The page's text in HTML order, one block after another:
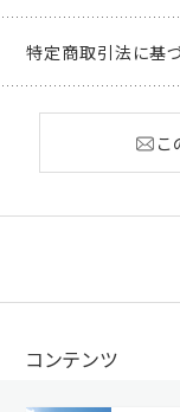
特定商取引法に基
こ
コンテンツ